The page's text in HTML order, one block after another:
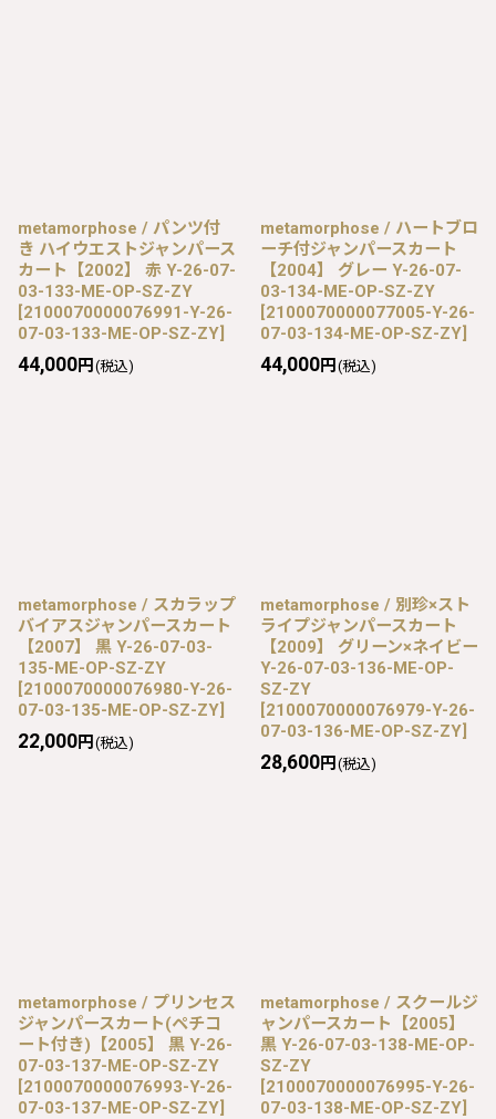
metamorphose / パンツ付
き ハイウエストジャンパース
カート【2002】 赤 Y-26-07-
03-133-ME-OP-SZ-ZY
[2100070000076991-Y-26-
07-03-133-ME-OP-SZ-ZY]
44,000円 (税込)
metamorphose / ハートブロ
ーチ付ジャンパースカート
【2004】 グレー Y-26-07-
03-134-ME-OP-SZ-ZY
[2100070000077005-Y-26-
07-03-134-ME-OP-SZ-ZY]
44,000円 (税込)
metamorphose / スカラップ
バイアスジャンパースカート
【2007】 黒 Y-26-07-03-
135-ME-OP-SZ-ZY
[2100070000076980-Y-26-
07-03-135-ME-OP-SZ-ZY]
22,000円 (税込)
metamorphose / 別珍×スト
ライプジャンパースカート
【2009】 グリーン×ネイビー
Y-26-07-03-136-ME-OP-
SZ-ZY
[2100070000076979-Y-26-
07-03-136-ME-OP-SZ-ZY]
28,600円 (税込)
metamorphose / プリンセス
ジャンパースカート(ペチコ
ート付き)【2005】 黒 Y-26-
07-03-137-ME-OP-SZ-ZY
[2100070000076993-Y-26-
07-03-137-ME-OP-SZ-ZY]
metamorphose / スクールジ
ャンパースカート【2005】
黒 Y-26-07-03-138-ME-OP-
SZ-ZY
[2100070000076995-Y-26-
07-03-138-ME-OP-SZ-ZY]